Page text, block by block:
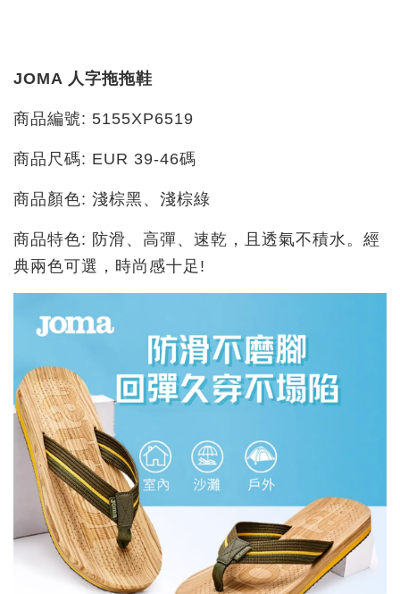
JOMA 人字拖拖鞋
商品編號: 5155XP6519
商品尺碼: EUR 39-46碼
商品顏色: 淺棕黑、淺棕綠
商品特色: 防滑、高彈、速乾，且透氣不積水。經
典兩色可選，時尚感十足!